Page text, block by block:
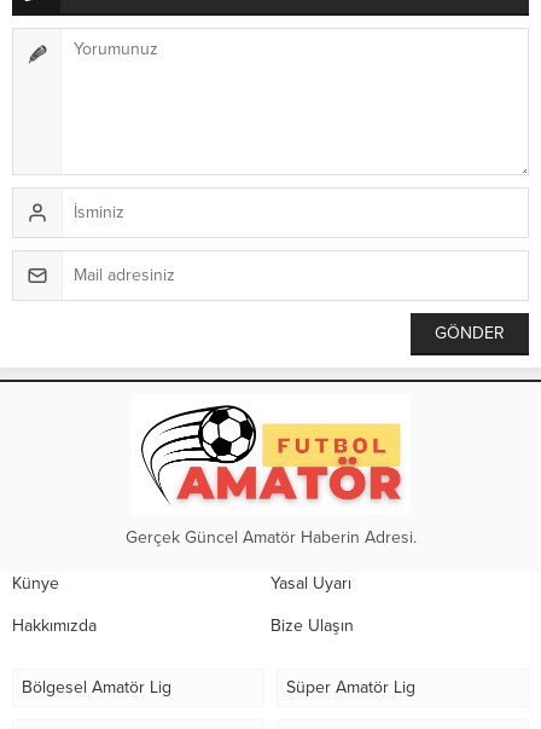
Gerçek Güncel Amatör Haberin Adresi.
Künye Yasal Uyarı
Hakkımızda Bize Ulaşın
Bölgesel Amatör Lig Süper Amatör Lig